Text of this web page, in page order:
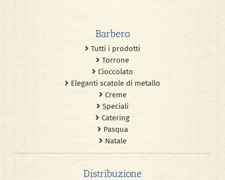
Barbero
Tutti i prodotti
Torrone
Cioccolato
Eleganti scatole di metallo
Creme
Speciali
Catering
Pasqua
Natale
Distribuzione